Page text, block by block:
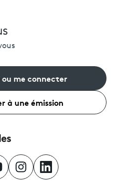
me connecter
à une émission